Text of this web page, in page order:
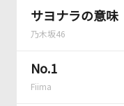
サヨナラの意味
乃木坂46
No.1
Fiima